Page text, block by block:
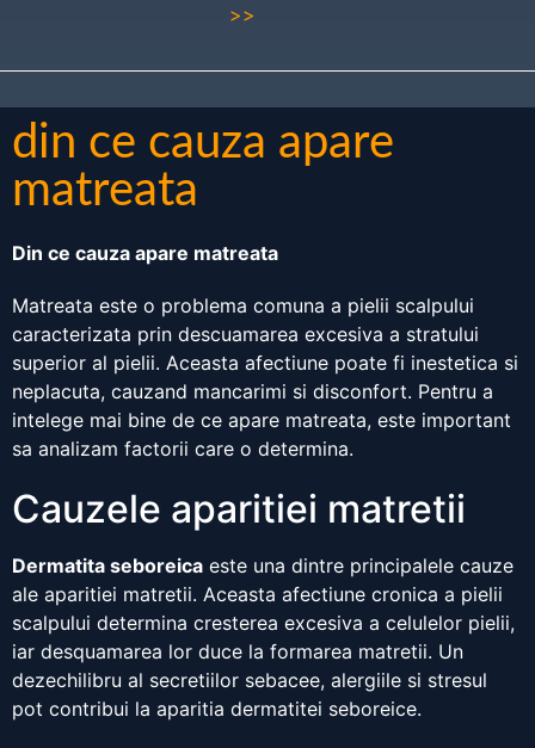
>>
din ce cauza apare
matreata
Din ce cauza apare matreata
Matreata este o problema comuna a pielii scalpului
caracterizata prin descuamarea excesiva a stratului
superior al pielii. Aceasta afectiune poate fi inestetica si
neplacuta, cauzand mancarimi si disconfort. Pentru a
intelege mai bine de ce apare matreata, este important
sa analizam factorii care o determina.
Cauzele aparitiei matretii
Dermatita seboreica este una dintre principalele cauze
ale aparitiei matretii. Aceasta afectiune cronica a pielii
scalpului determina cresterea excesiva a celulelor pielii,
iar desquamarea lor duce la formarea matretii. Un
dezechilibru al secretiilor sebacee, alergiile si stresul
pot contribui la aparitia dermatitei seboreice.